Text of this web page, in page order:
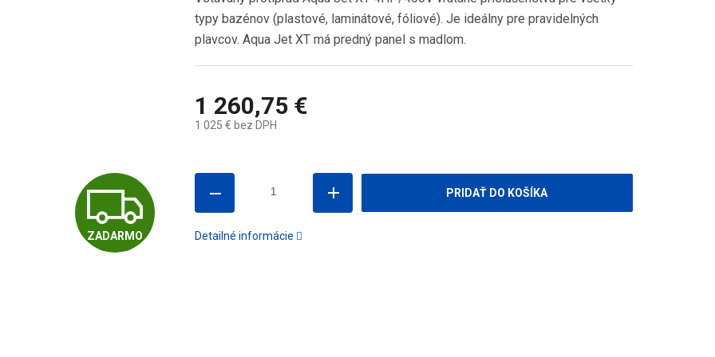
Z
A
ZADARMO
1 260,75 €
1 025 € bez DPH
PRIDAŤ DO KOŠÍKA
typy bazénov (plastové, laminátové, fóliové). Je ideálny pre pravidelných
plavcov. Aqua Jet XT má predný panel s madlom.
Detailné informácie